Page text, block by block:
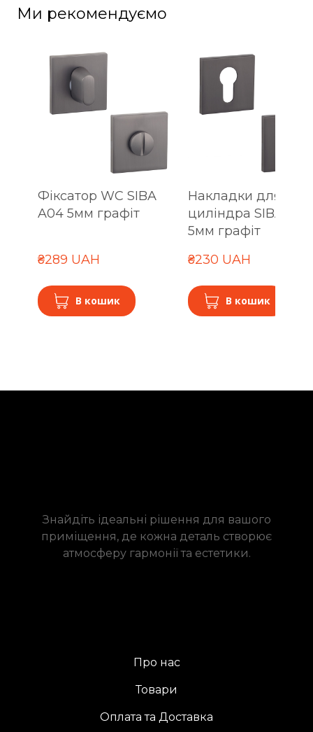
Ми рекомендуємо
Фіксатор WC SIBA
A04 5мм графіт
₴289 UAH
В кошик
Накладки для
циліндра SIBA A04
5мм графіт
₴230 UAH
В кошик
Знайдіть ідеальні рішення для вашого
приміщення, де кожна деталь створює
атмосферу гармонії та естетики.
Про нас
Товари
Оплата та Доставка